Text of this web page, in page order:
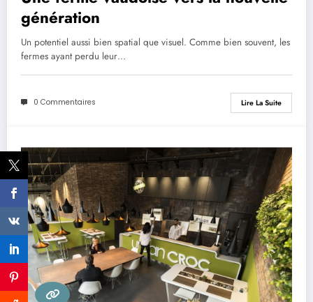
génération
Un potentiel aussi bien spatial que visuel. Comme bien souvent, les
fermes ayant perdu leur…
0 Commentaires Lire La Suite